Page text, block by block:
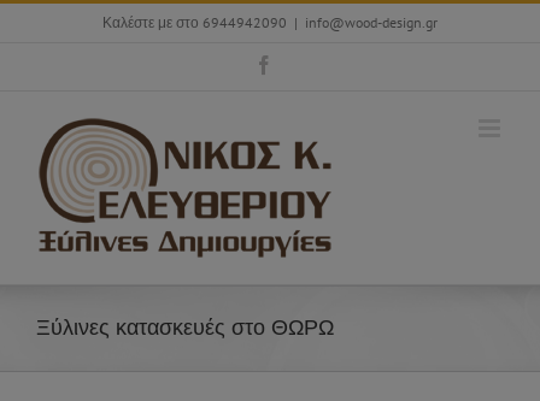
Skip
Καλέστε με στο 6944942090 | info@wood-design.gr
Ξύλινες κατασκευές στο ΘΩΡΩ